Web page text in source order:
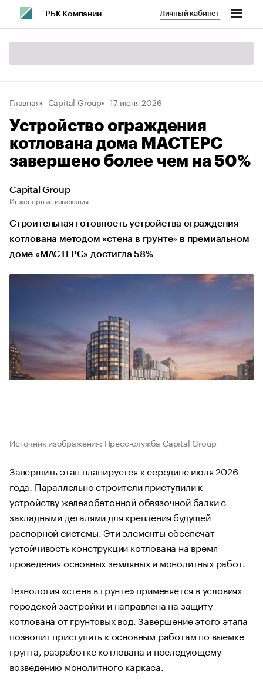
РБК Компании Личный кабинет
Главная Capital Group 17 июня 2026
Устройство ограждения
котлована дома МАСТЕРС
завершено более чем на 50%
Capital Group
Инженерные изыскания
Строительная готовность устройства ограждения
котлована методом «стена в грунте» в премиальном
доме «МАСТЕРС» достигла 58%
Источник изображения: Пресс-служба Capital Group
Завершить этап планируется к середине июля 2026
года. Параллельно строители приступили к
устройству железобетонной обвязочной балки с
закладными деталями для крепления будущей
распорной системы. Эти элементы обеспечат
устойчивость конструкции котлована на время
проведения основных земляных и монолитных работ.
Технология «стена в грунте» применяется в условиях
городской застройки и направлена на защиту
котлована от грунтовых вод. Завершение этого этапа
позволит приступить к основным работам по выемке
грунта, разработке котлована и последующему
возведению монолитного каркаса.